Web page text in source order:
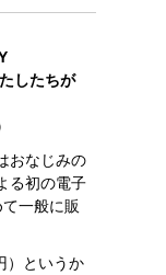
したちが
おなじみの
る初の電子
一般に販
）というか